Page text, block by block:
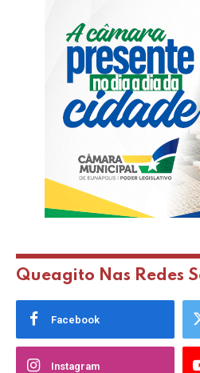
Queagito Nas Redes
Facebook
Instagram